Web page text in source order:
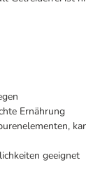
Ernährung
geeignet